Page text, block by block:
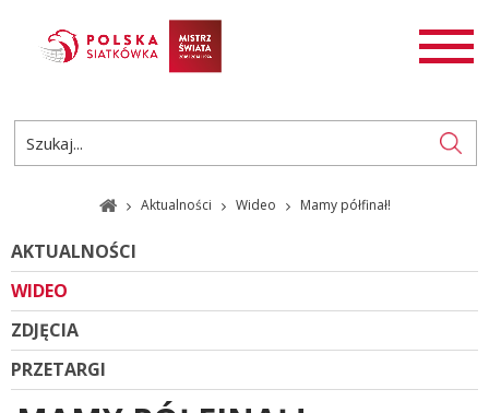
AKTUALNOŚCI
ROZGRYWKI
PL
EN
Aktualności Wideo Mamy półfinał!
AKTUALNOŚCI
WIDEO
ZDJĘCIA
PRZETARGI